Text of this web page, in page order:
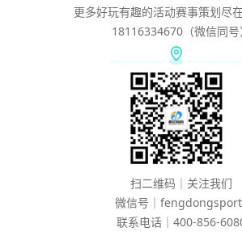
更多好玩有趣的活动赛事策划尽
18116334670（微信同号
扫二维码｜关注我们
微信号｜
联系电话｜400-856-